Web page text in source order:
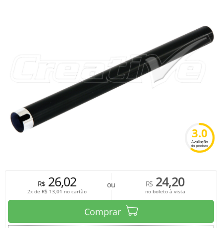
3.0
Avaliação
do produto
R$26,02
2x de R$ 13,01 no cartão
ou R$24,20
no boleto à vista
Comprar